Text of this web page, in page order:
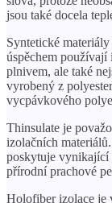
jsou také docela
Syntetické
úspěchem
plnivem, ale také
vyrobený z
vycpávkového
Thinsulate je
izolačních
poskytuje vynikající
přírodní prachové
Holofiber izolace je